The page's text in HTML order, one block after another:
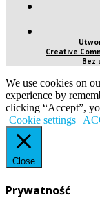
Creative
Bez
We use cookies on
experience by
clicking “Accept”,
Cookie settings
Close
Prywatność